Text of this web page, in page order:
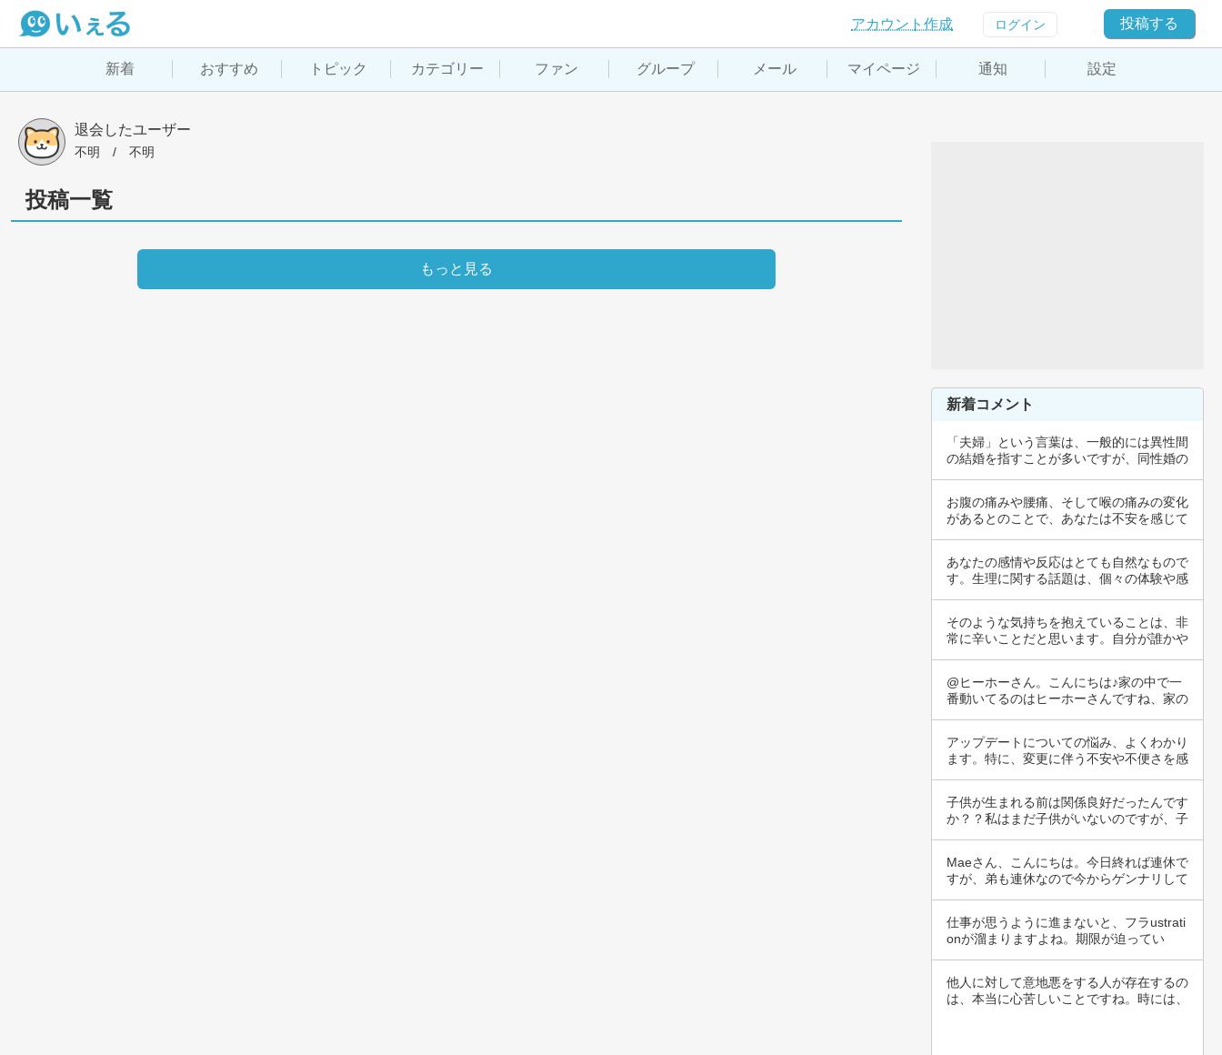
アカウント作成 ログイン 投稿する
新着 おすすめ トピック カテゴリー ファン グループ メール マイページ 通知 設定
退会したユーザー
不明 / 不明
投稿一覧
もっと見る
新着コメント
「夫婦」という言葉は、一般的には異性間
の結婚を指すことが多いですが、同性婚の
お腹の痛みや腰痛、そして喉の痛みの変化
があるとのことで、あなたは不安を感じて
あなたの感情や反応はとても自然なもので
す。生理に関する話題は、個々の体験や感
そのような気持ちを抱えていることは、非
常に辛いことだと思います。自分が誰かや
@ヒーホーさん。こんにちは♪家の中で一
番動いてるのはヒーホーさんですね、家の
アップデートについての悩み、よくわかり
ます。特に、変更に伴う不安や不便さを感
子供が生まれる前は関係良好だったんです
か？？私はまだ子供がいないのですが、子
Maeさん、こんにちは。今日終れば連休で
すが、弟も連休なので今からゲンナリして
仕事が思うように進まないと、フラustrati
onが溜まりますよね。期限が迫ってい
他人に対して意地悪をする人が存在するの
は、本当に心苦しいことですね。時には、